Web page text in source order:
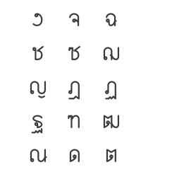
ง
จ
ฉ
ช
ซ
ฌ
ญ
ฎ
ฏ
ฐ
ฑ
ฒ
ณ
ด
ต